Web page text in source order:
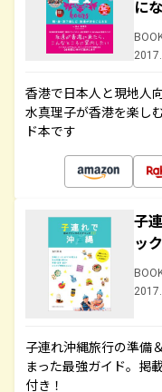
に
香港で日本人と現地人
水真理子が香港を楽し
ド本です
子
ッ
子連れ沖縄旅行の準備
まった最強ガイド。掲
付き！